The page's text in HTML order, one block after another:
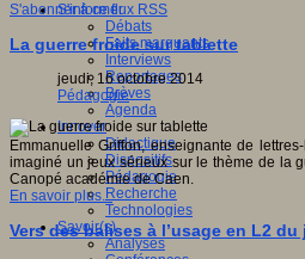
S'informer
Débats
Faits marquants
Interviews
Reportages
Brèves
Agenda
Innover
Didactique
Dispositifs
Pédagogie
Recherche
Technologies
Savoir(s)
Analyses
S'abonner à ce flux RSS
La guerre froide sur tablette
jeudi, 16 octobre 2014
Pédagogie
Emmanuelle Griffon, enseignante de
imaginé un jeux sérieux sur le thème de la
Canopé académie de Caen.
En savoir plus...
Vers des balises à l’usage en L2